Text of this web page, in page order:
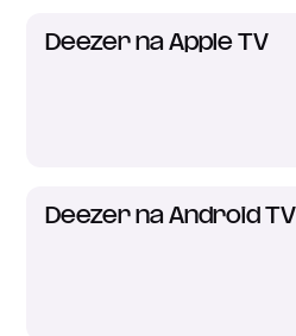
Deezer na Apple TV
Deezer na Android TV